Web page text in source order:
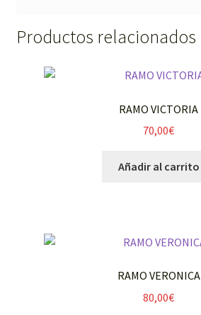
Productos relacionados
RAMO VICTORIA
70,00€
Añadir al carrito
RAMO VERONICA
80,00€